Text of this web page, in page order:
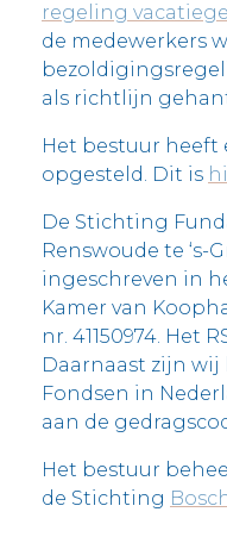
regeling
de medewerkers
als richtlijn
Het bestuur heeft
opgesteld. Dit is
De Stichting
Renswoude te ‘s-
ingeschreven in
Kamer van
nr. 41150974. Het
Daarnaast zijn wij
Fondsen in
aan de
Het bestuur
de Stichting